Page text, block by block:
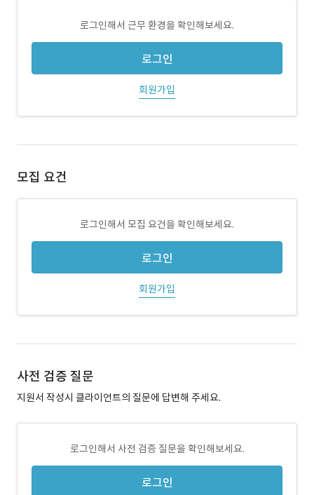
로그인해서 근무 환경을 확인해보세요.
로그인
회원가입
모집 요건
로그인해서 모집 요건을 확인해보세요.
로그인
회원가입
사전 검증 질문
지원서 작성시 클라이언트의 질문에 답변해 주세요.
로그인해서 사전 검증 질문을 확인해보세요.
로그인